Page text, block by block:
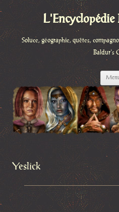
L'Encyclopédie
Soluce, géographie, quêtes,
Baldur's
Yeslick